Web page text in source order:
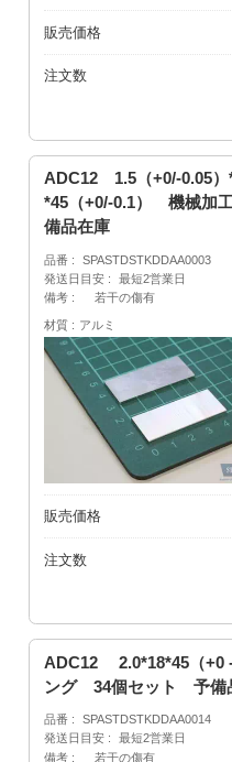
販売価格
注文数
ADC12 1.5（+0/-0.05）
*45（+0/-0.1） 機械
備品在庫
品番
SPASTDSTKDDAA0003
発送日目安
最短2営業日
備考
若干の傷有
材質 アルミ
販売価格
注文数
ADC12 2.0*18*45（
ング 34個セット 予備
品番
SPASTDSTKDDAA0014
発送日目安
最短2営業日
備考
若干の傷有